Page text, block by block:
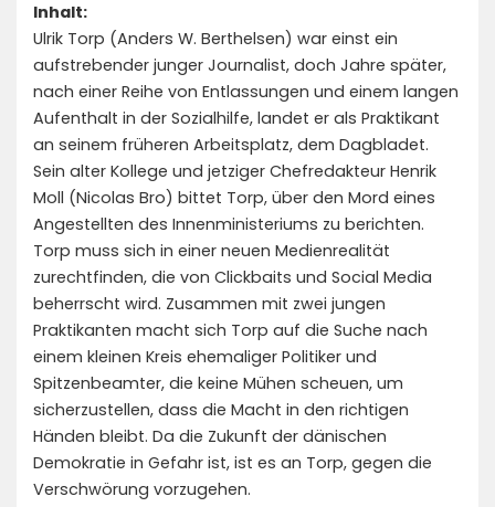
Inhalt:
Ulrik Torp (Anders W. Berthelsen) war einst ein
aufstrebender junger Journalist, doch Jahre später,
nach einer Reihe von Entlassungen und einem langen
Aufenthalt in der Sozialhilfe, landet er als Praktikant
an seinem früheren Arbeitsplatz, dem Dagbladet.
Sein alter Kollege und jetziger Chefredakteur Henrik
Moll (Nicolas Bro) bittet Torp, über den Mord eines
Angestellten des Innenministeriums zu berichten.
Torp muss sich in einer neuen Medienrealität
zurechtfinden, die von Clickbaits und Social Media
beherrscht wird. Zusammen mit zwei jungen
Praktikanten macht sich Torp auf die Suche nach
einem kleinen Kreis ehemaliger Politiker und
Spitzenbeamter, die keine Mühen scheuen, um
sicherzustellen, dass die Macht in den richtigen
Händen bleibt. Da die Zukunft der dänischen
Demokratie in Gefahr ist, ist es an Torp, gegen die
Verschwörung vorzugehen.